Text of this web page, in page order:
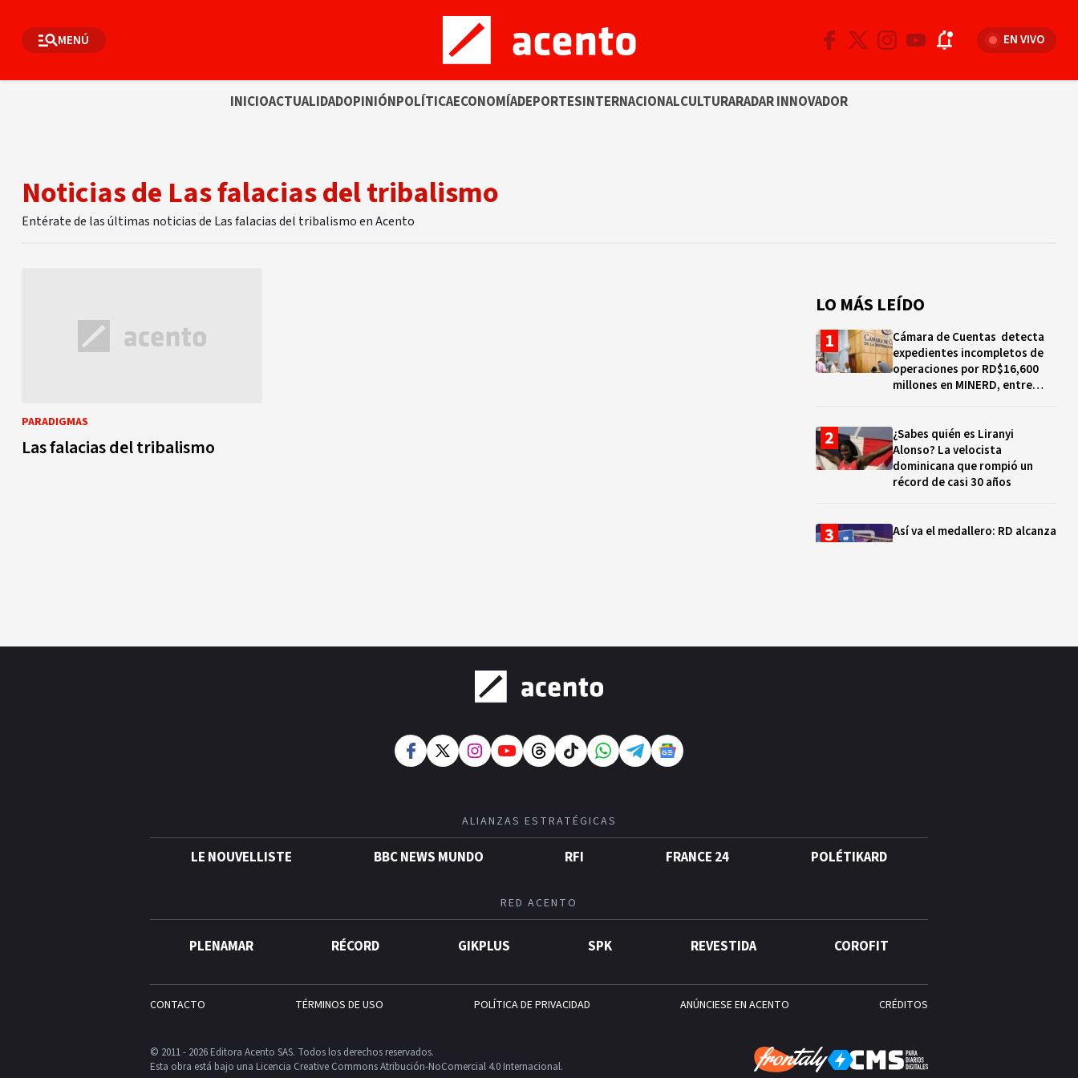
MENÚ EN VIVO
INICIOACTUALIDADOPINIÓNPOLÍTICAECONOMÍADEPORTESINTERNACIONALCULTURARADAR INNOVADOR
Noticias de Las falacias del tribalismo
Entérate de las últimas noticias de Las falacias del tribalismo en Acento
PARADIGMAS
Las falacias del tribalismo
LO MÁS LEÍDO
Cámara de Cuentas detecta
expedientes incompletos de
operaciones por RD$16,600
millones en MINERD, entre
¿Sabes quién es Liranyi
Alonso? La velocista
dominicana que rompió un
récord de casi 30 años
Así va el medallero: RD alcanza
Este
ALIANZAS ESTRATÉGICAS
LE NOUVELLISTE BBC NEWS MUNDO RFI FRANCE 24 POLÉTIKARD
RED ACENTO
PLENAMAR RÉCORD GIKPLUS SPK REVESTIDA COROFIT
CONTACTO TÉRMINOS DE USO POLÍTICA DE PRIVACIDAD ANÚNCIESE EN ACENTO CRÉDITOS
© 2011 - 2026 Editora Acento SAS. Todos los derechos reservados.
Esta obra está bajo una Licencia Creative Commons Atribución-NoComercial 4.0 Internacional.